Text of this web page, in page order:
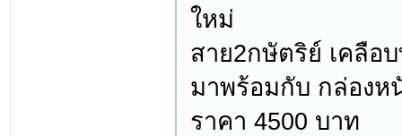
ใหม่
สาย2กษัตริย์ เคลือ
มาพร้อมกับ กล่องห
ราคา 4500 บาท